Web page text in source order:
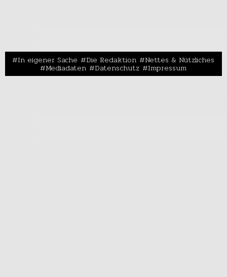
In eigener Sache Die Redaktion Nettes & Nützliches
Mediadaten Datenschutz Impressum